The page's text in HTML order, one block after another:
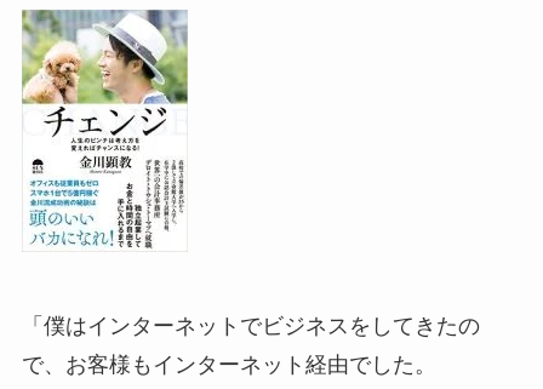
「僕はインターネットでビジネスをしてきたの
で、お客様もインターネット経由でした。